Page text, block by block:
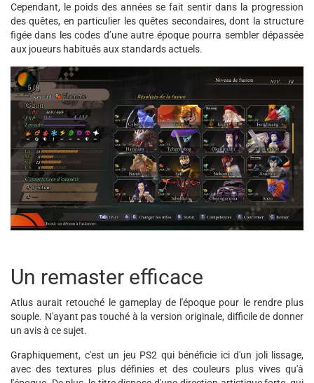
Cependant, le poids des années se fait sentir dans la progression
des quêtes, en particulier les quêtes secondaires, dont la structure
figée dans les codes d’une autre époque pourra sembler dépassée
aux joueurs habitués aux standards actuels.
Un remaster efficace
Atlus aurait retouché le gameplay de l'époque pour le rendre plus
souple. N'ayant pas touché à la version originale, difficile de donner
un avis à ce sujet.
Graphiquement, c'est un jeu PS2 qui bénéficie ici d'un joli lissage,
avec des textures plus définies et des couleurs plus vives qu'à